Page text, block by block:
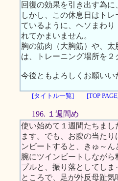
回復の効果を引き出す為
しかし、この休息日はト
ているように、ヘソまわ
れてかまいません。
胸の筋肉（大胸筋）や、
は、トレーニング場所を
今後ともよろしくお願いい
[タイトル一覧] [TOP
196. １週間め
使い始めて１週間たちま
ます。でも、お腹の当た
ンビートすると、きゅ～
腕にツインビートしなが
プルと、振り落としてし
ところで、足が外反母趾